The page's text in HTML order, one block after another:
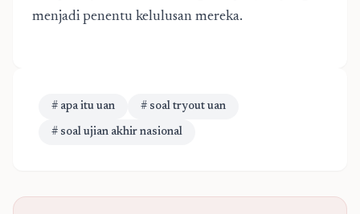
menjadi penentu kelulusan mereka.
# apa itu uan # soal tryout uan
# soal ujian akhir nasional